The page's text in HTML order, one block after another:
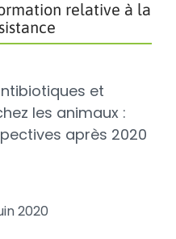
relative à la
et
les animaux :
après 2020
2020